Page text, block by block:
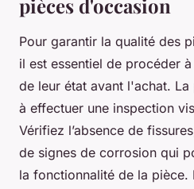
pièces d'occasion
Pour garantir la qualité des
il est essentiel de procéder
de leur état avant l'achat.
à effectuer une inspection
Vérifiez l’absence de
de signes de corrosion qui
la fonctionnalité de la pièce.